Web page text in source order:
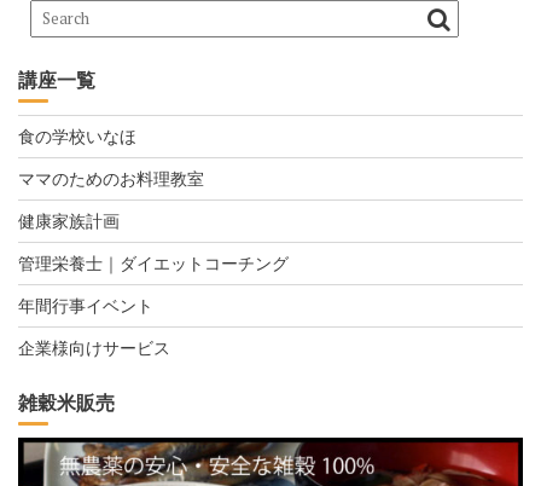
講座一覧
食の学校いなほ
ママのためのお料理教室
健康家族計画
管理栄養士｜ダイエットコーチング
年間行事イベント
企業様向けサービス
雑穀米販売